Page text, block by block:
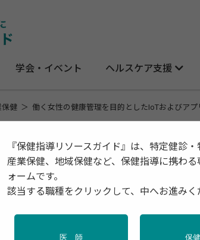
学会・イベント ヘルスケア支援
保健 働く女性の健康管理を目的としたIoTおよびア
としたIoTおよびアプリの利
『保健指導リソースガイド』は、特定健診
産業保健、地域保健など、保健指導に携わ
ォームです。
該当する職種をクリックして、中へお進みく
医 師 保